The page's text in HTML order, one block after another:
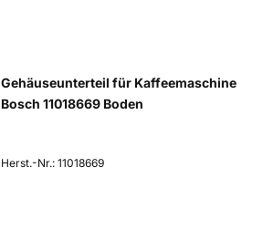
Gehäuseunterteil für Kaffeemaschine
Bosch 11018669 Boden
Herst.-Nr.: 11018669